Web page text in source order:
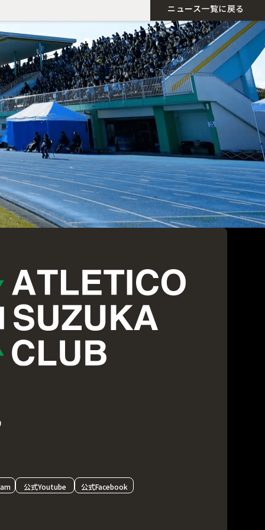
ニュース一覧に戻る
公式Youtube 公式Facebook